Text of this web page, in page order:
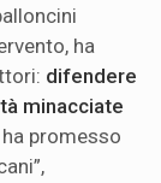
ha
difendere
minacciate
promesso